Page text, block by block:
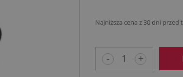
Najniższa cena z 30 dni
niż 30 dni,
cena od
pojawił się w
- +